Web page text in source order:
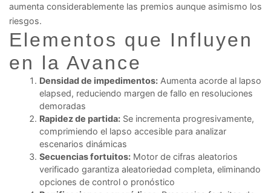
aumenta considerablemente las premios aunque asimismo los
riesgos.
Elementos que Influyen
en la Avance
Densidad de impedimentos: Aumenta acorde al lapso
elapsed, reduciendo margen de fallo en resoluciones
demoradas
Rapidez de partida: Se incrementa progresivamente,
comprimiendo el lapso accesible para analizar
escenarios dinámicas
Secuencias fortuitos: Motor de cifras aleatorios
verificado garantiza aleatoriedad completa, eliminando
opciones de control o pronóstico